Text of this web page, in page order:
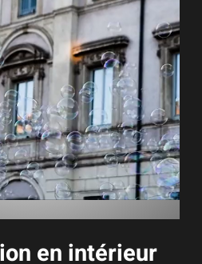
en intérieur